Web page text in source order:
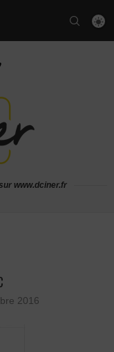
www.dciner.fr
2016